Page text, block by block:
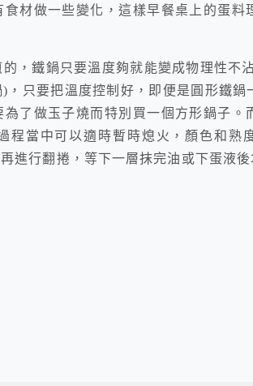
材做一些變化，這樣早餐桌上的蛋料
，鐵鍋只要溫度夠就能變成物理性不
只要把溫度控制好，即便是圓形鐵鍋
了做玉子燒而特別買一個方形鍋子。
程當中可以適時暫時熄火，顏色和熟
進行翻捲，等下一層抹完油或下蛋液後